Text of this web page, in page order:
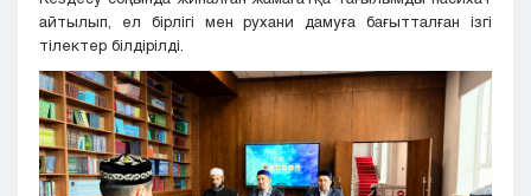
айтылып, ел бірлігі мен рухани дамуға бағытталған ізгі
тілектер білдірілді.